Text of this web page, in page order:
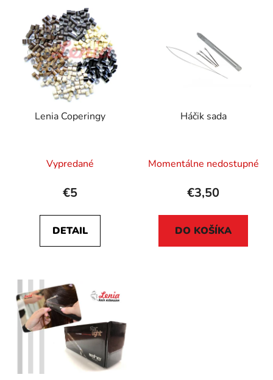
Lenia Coperingy
Vypredané
€5
DETAIL
Háčik sada
Momentálne nedostupné
€3,50
DO KOŠÍKA